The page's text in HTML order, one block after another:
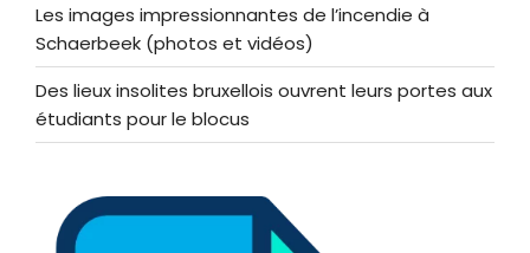
Les images impressionnantes de l’incendie à
Schaerbeek (photos et vidéos)
Des lieux insolites bruxellois ouvrent leurs portes aux
étudiants pour le blocus